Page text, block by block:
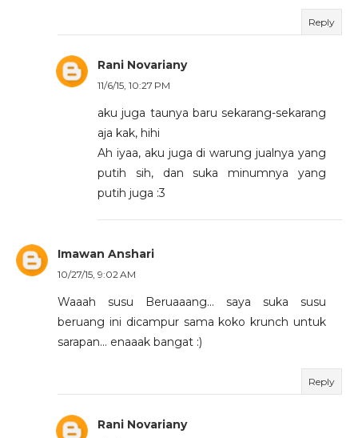
Reply
Rani Novariany
11/6/15, 10:27 PM
aku juga taunya baru sekarang-sekarang
aja kak, hihi
Ah iyaa, aku juga di warung jualnya yang
putih sih, dan suka minumnya yang
putih juga :3
Imawan Anshari
10/27/15, 9:02 AM
Waaah susu Beruaaang... saya suka susu
beruang ini dicampur sama koko krunch untuk
sarapan... enaaak bangat :)
Reply
Rani Novariany